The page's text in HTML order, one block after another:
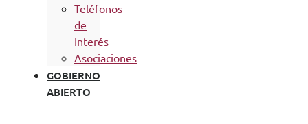
Teléfonos
de
Interés
Asociaciones
GOBIERNO
ABIERTO